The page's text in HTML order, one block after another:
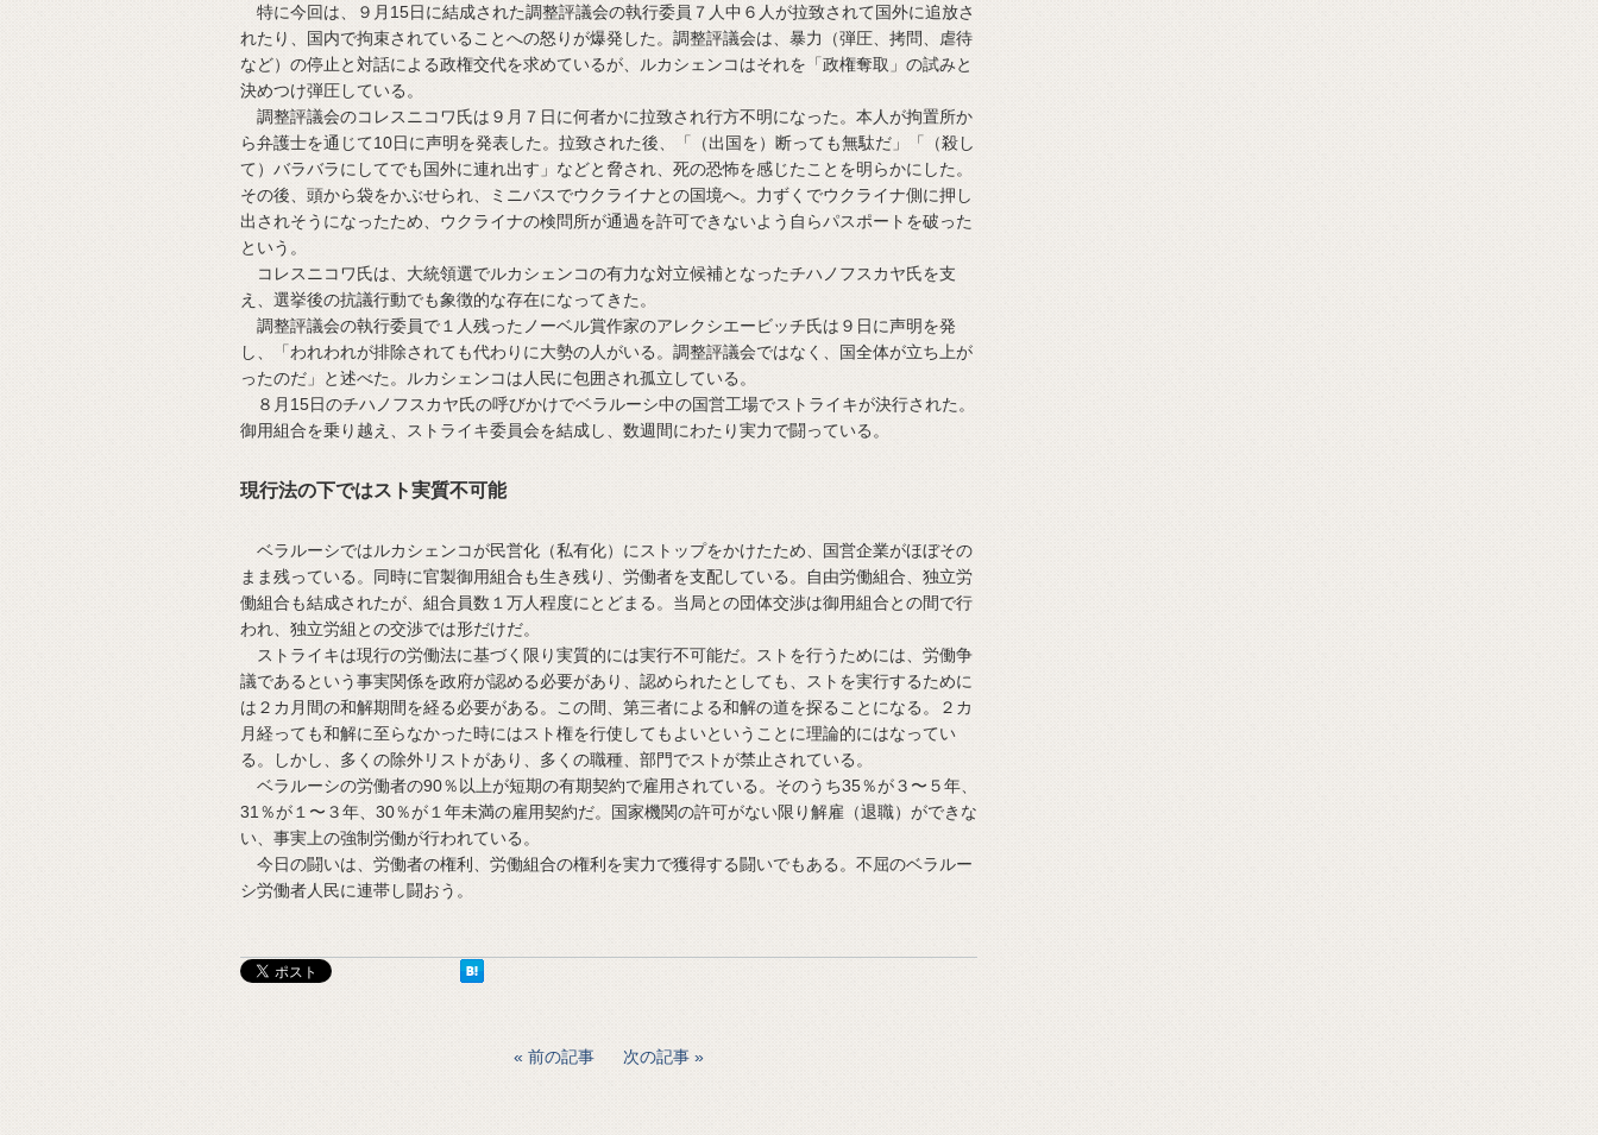
特に今回は、９月15日に結成された調整評議会の執行委員７人中６人が拉致されて国外に追放さ
れたり、国内で拘束されていることへの怒りが爆発した。調整評議会は、暴力（弾圧、拷問、虐待
など）の停止と対話による政権交代を求めているが、ルカシェンコはそれを「政権奪取」の試みと
決めつけ弾圧している。
調整評議会のコレスニコワ氏は９月７日に何者かに拉致され行方不明になった。本人が拘置所か
ら弁護士を通じて10日に声明を発表した。拉致された後、「（出国を）断っても無駄だ」「（殺し
て）バラバラにしてでも国外に連れ出す」などと脅され、死の恐怖を感じたことを明らかにした。
その後、頭から袋をかぶせられ、ミニバスでウクライナとの国境へ。力ずくでウクライナ側に押し
出されそうになったため、ウクライナの検問所が通過を許可できないよう自らパスポートを破った
という。
コレスニコワ氏は、大統領選でルカシェンコの有力な対立候補となったチハノフスカヤ氏を支
え、選挙後の抗議行動でも象徴的な存在になってきた。
調整評議会の執行委員で１人残ったノーベル賞作家のアレクシエービッチ氏は９日に声明を発
し、「われわれが排除されても代わりに大勢の人がいる。調整評議会ではなく、国全体が立ち上が
ったのだ」と述べた。ルカシェンコは人民に包囲され孤立している。
８月15日のチハノフスカヤ氏の呼びかけでベラルーシ中の国営工場でストライキが決行された。
御用組合を乗り越え、ストライキ委員会を結成し、数週間にわたり実力で闘っている。
現行法の下ではスト実質不可能
ベラルーシではルカシェンコが民営化（私有化）にストップをかけたため、国営企業がほぼその
まま残っている。同時に官製御用組合も生き残り、労働者を支配している。自由労働組合、独立労
働組合も結成されたが、組合員数１万人程度にとどまる。当局との団体交渉は御用組合との間で行
われ、独立労組との交渉では形だけだ。
ストライキは現行の労働法に基づく限り実質的には実行不可能だ。ストを行うためには、労働争
議であるという事実関係を政府が認める必要があり、認められたとしても、ストを実行するために
は２カ月間の和解期間を経る必要がある。この間、第三者による和解の道を探ることになる。２カ
月経っても和解に至らなかった時にはスト権を行使してもよいということに理論的にはなってい
る。しかし、多くの除外リストがあり、多くの職種、部門でストが禁止されている。
ベラルーシの労働者の90％以上が短期の有期契約で雇用されている。そのうち35％が３〜５年、
31％が１〜３年、30％が１年未満の雇用契約だ。国家機関の許可がない限り解雇（退職）ができな
い、事実上の強制労働が行われている。
今日の闘いは、労働者の権利、労働組合の権利を実力で獲得する闘いでもある。不屈のベラルー
シ労働者人民に連帯し闘おう。
前の記事 次の記事